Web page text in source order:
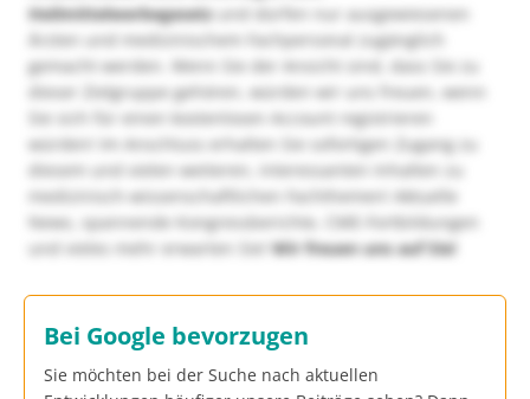
Heilmittelwerbegesetzund dürfen nur ausgewiesenen
Ärzten und medizinischem Fachpersonal zugänglich
gemacht werden. Wenn Sie der Ansicht sind, dass Sie zu
dieser Zielgruppe gehören, würden wir uns freuen, wenn
Sie sich für einen kostenlosen Account registrieren
würden! Im Anschluss erhalten Sie sofortigen Zugang zu
diesem und vielen weiteren, interessanten Inhalten zu
medizinisch-wissenschaftlichen Fachthemen! Aktuelle
News, spannende Kongressberichte, CME-Fortbildungen
und vieles mehr erwarten Sie!Wir freuen uns auf Sie!
Bei Google bevorzugen
Sie möchten bei der Suche nach aktuellen